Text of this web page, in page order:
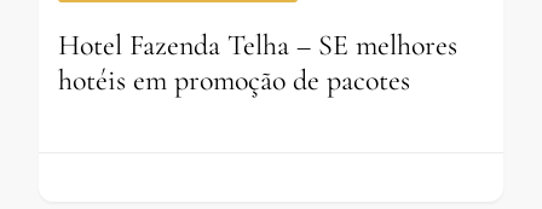
Hotel Fazenda Telha – SE melhores
hotéis em promoção de pacotes